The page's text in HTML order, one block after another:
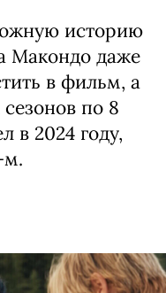
историю
Макондо даже
в фильм, а
по 8
в 2024 году,
м.